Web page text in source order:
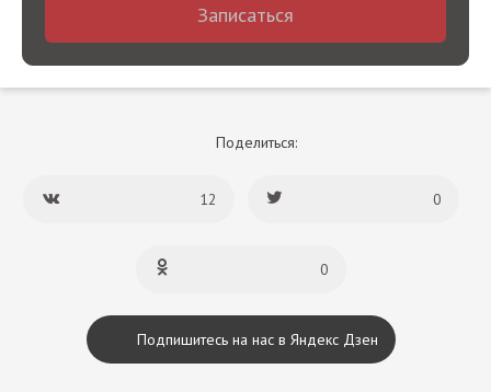
Записаться
Поделиться:
12 0
0
Подпишитесь на нас в Яндекс Дзен